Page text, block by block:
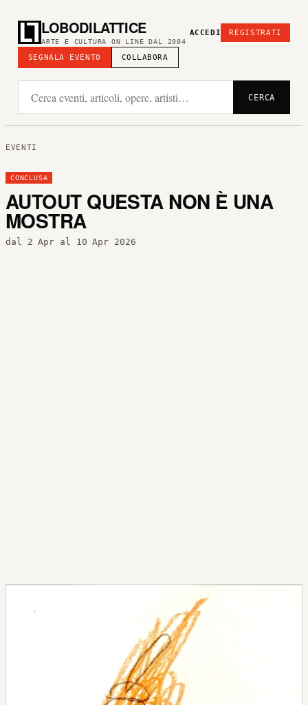
LOBODILATTICE
ARTE E CULTURA ON LINE DAL 2004
SEGNALA EVENTO COLLABORA
ACCEDI REGISTRATI
CERCA
EVENTI
CONCLUSA
AUTOUT QUESTA NON È UNA
MOSTRA
dal 2 Apr al 10 Apr 2026